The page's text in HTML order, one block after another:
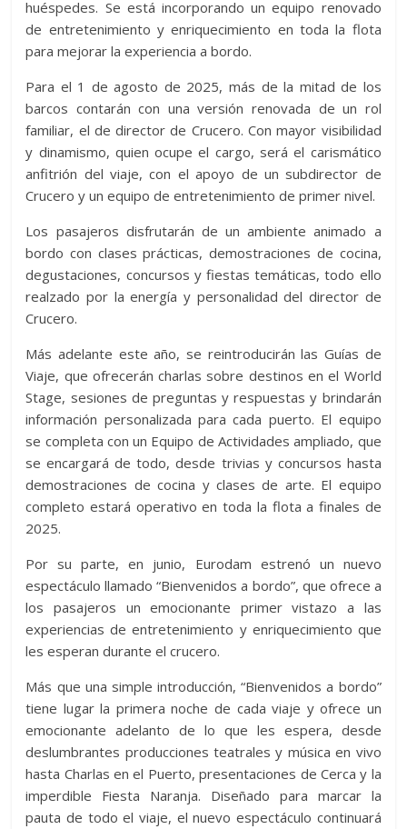
huéspedes. Se está incorporando un equipo renovado
de entretenimiento y enriquecimiento en toda la flota
para mejorar la experiencia a bordo.
Para el 1 de agosto de 2025, más de la mitad de los
barcos contarán con una versión renovada de un rol
familiar, el de director de Crucero. Con mayor visibilidad
y dinamismo, quien ocupe el cargo, será el carismático
anfitrión del viaje, con el apoyo de un subdirector de
Crucero y un equipo de entretenimiento de primer nivel.
Los pasajeros disfrutarán de un ambiente animado a
bordo con clases prácticas, demostraciones de cocina,
degustaciones, concursos y fiestas temáticas, todo ello
realzado por la energía y personalidad del director de
Crucero.
Más adelante este año, se reintroducirán las Guías de
Viaje, que ofrecerán charlas sobre destinos en el World
Stage, sesiones de preguntas y respuestas y brindarán
información personalizada para cada puerto. El equipo
se completa con un Equipo de Actividades ampliado, que
se encargará de todo, desde trivias y concursos hasta
demostraciones de cocina y clases de arte. El equipo
completo estará operativo en toda la flota a finales de
2025.
Por su parte, en junio, Eurodam estrenó un nuevo
espectáculo llamado “Bienvenidos a bordo”, que ofrece a
los pasajeros un emocionante primer vistazo a las
experiencias de entretenimiento y enriquecimiento que
les esperan durante el crucero.
Más que una simple introducción, “Bienvenidos a bordo”
tiene lugar la primera noche de cada viaje y ofrece un
emocionante adelanto de lo que les espera, desde
deslumbrantes producciones teatrales y música en vivo
hasta Charlas en el Puerto, presentaciones de Cerca y la
imperdible Fiesta Naranja. Diseñado para marcar la
pauta de todo el viaje, el nuevo espectáculo continuará